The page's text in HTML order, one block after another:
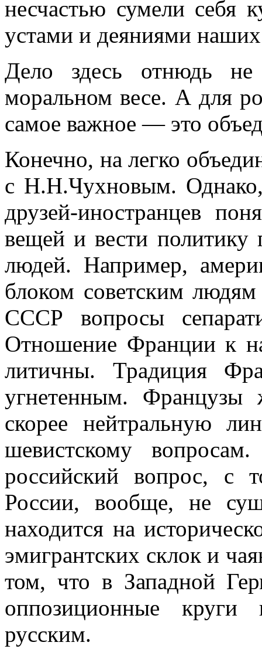
несчастью сумели себя
устами и деяниями
Дело здесь отнюдь
моральном весе. А для
самое важное — это
Конечно, на легко
с Н.Н.Чухновым. Однако,
друзей-иностранцев
вещей и вести политику
людей. Например,
блоком совет­ским
СССР вопросы
Отношение Франции к
литичны. Традиция
угнетенным. Французы
скорее нейтральную
шевистскому
российский вопрос, с
России, вообще, не
находится на
эмигрант­ских склок и
том, что в Западной
оппозиционные круги
русским.